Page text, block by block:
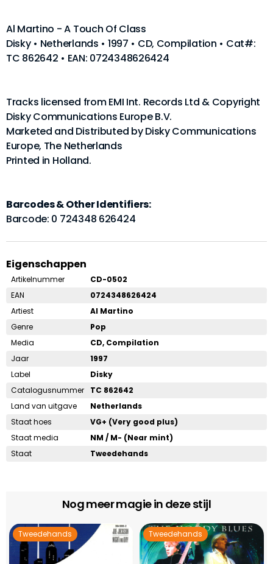
Al Martino - A Touch Of Class
Disky • Netherlands • 1997 • CD, Compilation • Cat#:
TC 862642 • EAN: 0724348626424
Tracks licensed from EMI Int. Records Ltd & Copyright
Disky Communications Europe B.V.
Marketed and Distributed by Disky Communications
Europe, The Netherlands
Printed in Holland.
Barcodes & Other Identifiers:
Barcode: 0 724348 626424
Eigenschappen
Artikelnummer
CD-0502
EAN
0724348626424
Artiest
Al Martino
Genre
Pop
Media
CD, Compilation
Jaar
1997
Label
Disky
Catalogusnummer
TC 862642
Land van uitgave
Netherlands
Staat hoes
VG+ (Very good plus)
Staat media
NM / M- (Near mint)
Staat
Tweedehands
Nog meer magie in deze stijl
Tweedehands Tweedehands